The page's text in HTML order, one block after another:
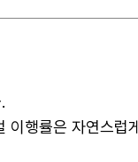
행률은 자연스럽게